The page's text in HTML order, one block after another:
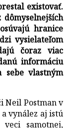
existovať.
hranice
vysielateľom
čoraz viac
informáciu
sebe vlastným
Neil Postman v
vynález aj istú
samotnej,